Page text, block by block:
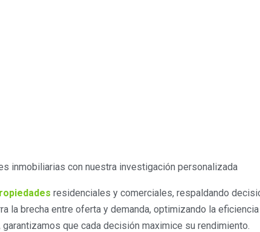
inmobiliarias con nuestra investigación personalizada
residenciales y comerciales, respaldando
brecha entre oferta y demanda, optimizando la
que cada decisión maximice su rendimiento.